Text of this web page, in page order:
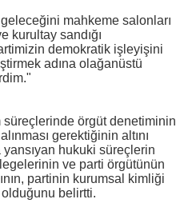
mahkeme salonları
kurultay sandığı
demokratik işleyişini
adına olağanüstü
süreçlerinde örgüt denetiminin
gerektiğinin altını
hukuki süreçlerin
ve parti örgütünün
partinin kurumsal kimliği
olduğunu belirtti.